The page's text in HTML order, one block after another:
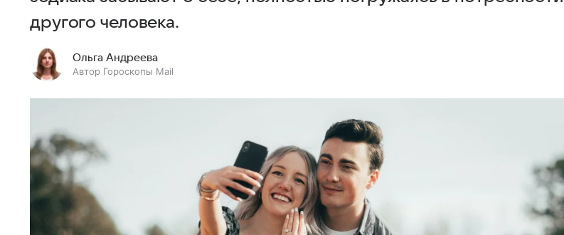
другого человека.
Ольга Андреева
Автор Гороскопы Mail